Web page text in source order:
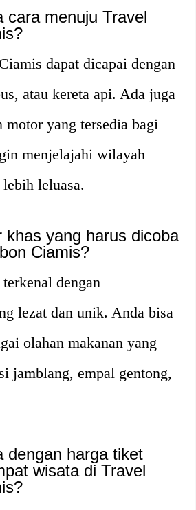
cara menuju Travel
dapat dicapai dengan
atau kereta api. Ada juga
motor yang tersedia bagi
menjelajahi wilayah
leluasa.
khas yang harus dicoba
Ciamis?
dengan
lezat dan unik. Anda bisa
olahan makanan yang
jamblang, empal gentong,
dengan harga tiket
wisata di Travel